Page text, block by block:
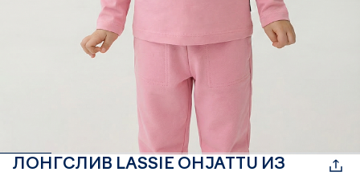
ЛОНГСЛИВ LASSIE OHJATTU ИЗ